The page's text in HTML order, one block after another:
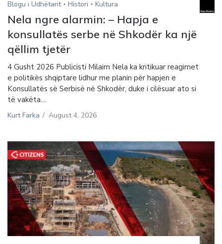
Blogu i Udhëtarit Histori Kultura
Nela ngre alarmin: – Hapja e
konsullatës serbe në Shkodër ka një
qëllim tjetër
4 Gusht 2026 Publicisti Milaim Nela ka kritikuar reagimet
e politikës shqiptare lidhur me planin për hapjen e
Konsullatës së Serbisë në Shkodër, duke i cilësuar ato si
të vakëta....
Kurt Farka / August 4, 2026